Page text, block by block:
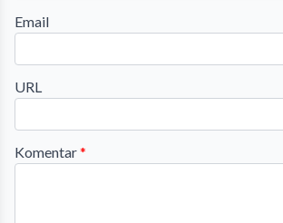
Email
URL
Komentar*